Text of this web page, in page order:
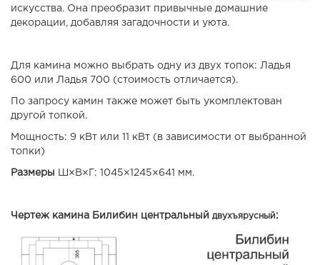
искусства. Она преобразит привычные домашние
декорации, добавляя загадочности и уюта.
Для камина можно выбрать одну из двух топок: Ладья
600 или Ладья 700 (стоимость отличается).
По запросу камин также может быть укомплектован
другой топкой.
Мощность: 9 кВт или 11 кВт (в зависимости от выбранной
топки)
Размеры Ш×В×Г: 1045×1245×641 мм.
Чертеж камина Билибин центральный двухъярусный: